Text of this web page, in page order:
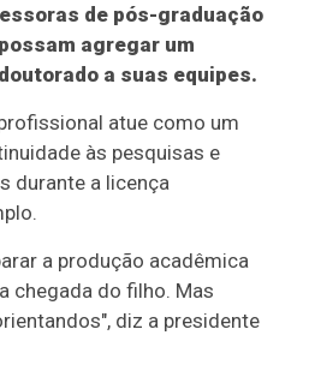
de pós-graduação
agregar um
a suas equipes.
atue como um
às pesquisas e
durante a licença
a produção acadêmica
chegada do filho. Mas
diz a presidente